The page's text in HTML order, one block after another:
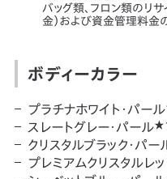
バッグ類、フロン類のリ
金）および資金管理料金
ボディーカラー
プラチナホワイト・パール
スレートグレー・パール
クリスタルブラック・パー
プレミアムクリスタルレッ